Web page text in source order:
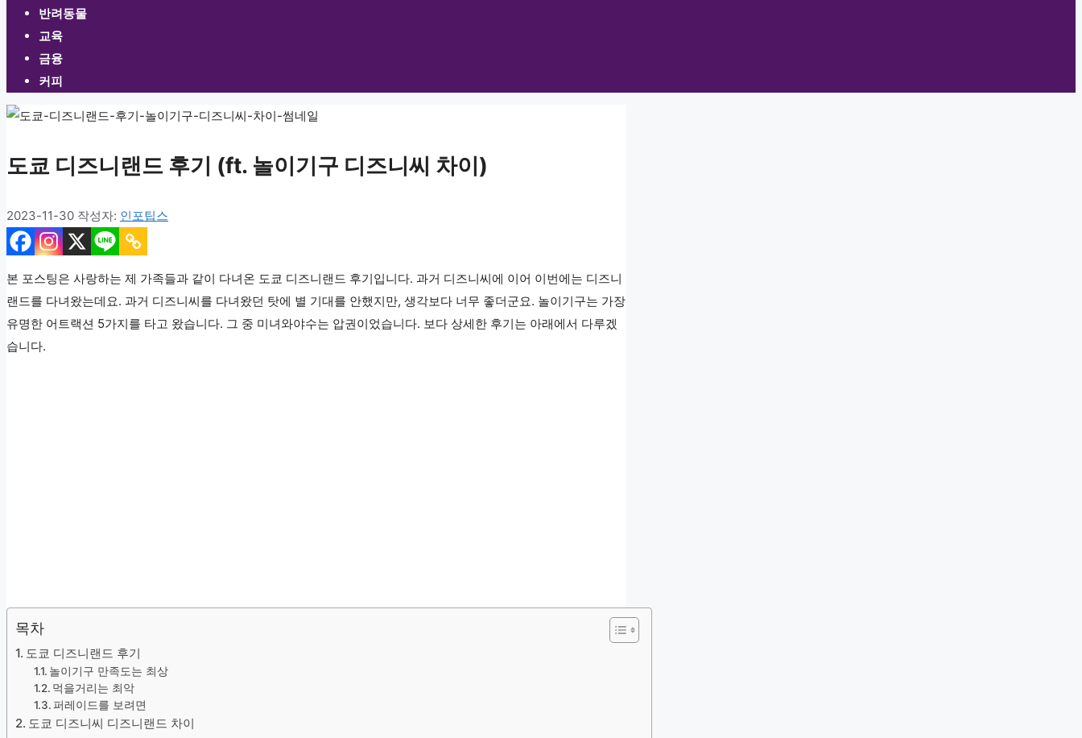
반려동물
교육
금융
커피
도쿄 디즈니랜드 후기 (ft. 놀이기구 디즈니씨 차이)
2023-11-30 작성자: 인포팁스
본 포스팅은 사랑하는 제 가족들과 같이 다녀온 도쿄 디즈니랜드 후기입니다. 과거 디즈니씨에 이어 이번에는 디즈니
랜드를 다녀왔는데요. 과거 디즈니씨를 다녀왔던 탓에 별 기대를 안했지만, 생각보다 너무 좋더군요. 놀이기구는 가장
유명한 어트랙션 5가지를 타고 왔습니다. 그 중 미녀와야수는 압권이었습니다. 보다 상세한 후기는 아래에서 다루겠
습니다.
목차
도쿄 디즈니랜드 후기
놀이기구 만족도는 최상
먹을거리는 최악
퍼레이드를 보려면
도쿄 디즈니씨 디즈니랜드 차이